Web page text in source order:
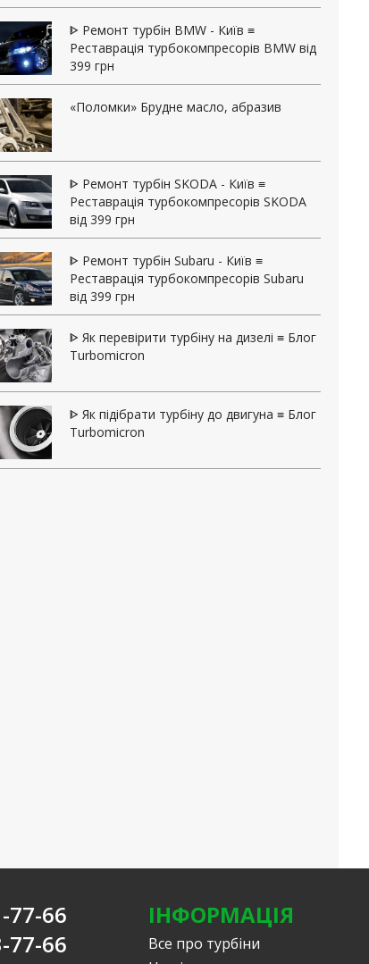
ᐈ Ремонт турбін BMW - Київ ≡
Реставрація турбокомпресорів BMW від
399 грн
«Поломки» Брудне масло, абразив
ᐈ Ремонт турбін SKODA - Київ ≡
Реставрація турбокомпресорів SKODA
від 399 грн
ᐈ Ремонт турбін Subaru - Київ ≡
Реставрація турбокомпресорів Subaru
від 399 грн
ᐈ Як перевірити турбіну на дизелі ≡ Блог
Turbomicron
ᐈ Як підібрати турбіну до двигуна ≡ Блог
Turbomicron
77-66
77-66
ІНФОРМАЦІЯ
Все про турбіни